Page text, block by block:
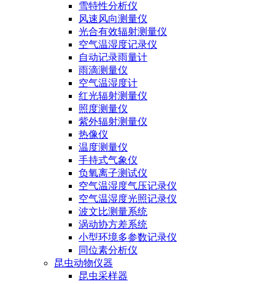
雪特性分析仪
风速风向测量仪
光合有效辐射测量仪
空气温湿度记录仪
自动记录雨量计
雨滴测量仪
空气温湿度计
红光辐射测量仪
照度测量仪
紫外辐射测量仪
热像仪
温度测量仪
手持式气象仪
负氧离子测试仪
空气温湿度气压记录仪
空气温湿度光照记录仪
波文比测量系统
涡动协方差系统
小型环境多参数记录仪
同位素分析仪
昆虫动物仪器
昆虫采样器